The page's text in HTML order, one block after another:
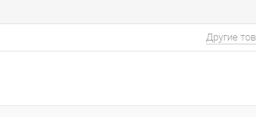
Другие